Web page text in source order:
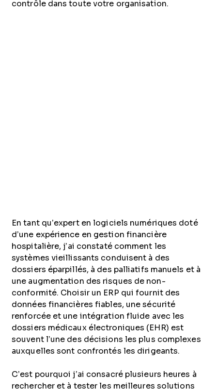
contrôle dans toute votre organisation.
En tant qu’expert en logiciels numériques doté
d’une expérience en gestion financière
hospitalière, j’ai constaté comment les
systèmes vieillissants conduisent à des
dossiers éparpillés, à des palliatifs manuels et à
une augmentation des risques de non-
conformité. Choisir un ERP qui fournit des
données financières fiables, une sécurité
renforcée et une intégration fluide avec les
dossiers médicaux électroniques (EHR) est
souvent l’une des décisions les plus complexes
auxquelles sont confrontés les dirigeants.
C’est pourquoi j’ai consacré plusieurs heures à
rechercher et à tester les meilleures solutions